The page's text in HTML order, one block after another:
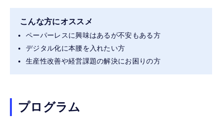
こんな方にオススメ
ペーパーレスに興味はあるが不安もある方
デジタル化に本腰を入れたい方
生産性改善や経営課題の解決にお困りの方
プログラム